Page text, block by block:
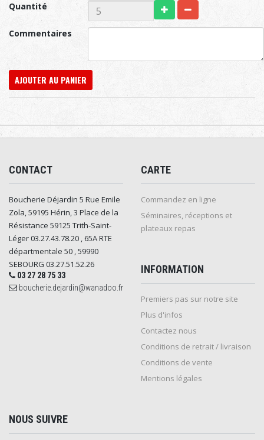
Quantité
Commentaires
AJOUTER AU PANIER
CONTACT
Boucherie Déjardin 5 Rue Emile
Zola, 59195 Hérin, 3 Place de la
Résistance 59125 Trith-Saint-
Léger 03.27.43.78.20 , 65A RTE
départmentale 50 , 59990
SEBOURG 03.27.51.52.26
03 27 28 75 33
boucherie.dejardin@wanadoo.fr
CARTE
Commandez en ligne
Séminaires, réceptions et
plateaux repas
INFORMATION
Premiers pas sur notre site
Plus d'infos
Contactez nous
Conditions de retrait / livraison
Conditions de vente
Mentions légales
NOUS SUIVRE